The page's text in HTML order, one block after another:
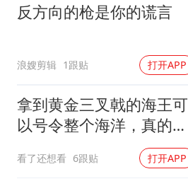
反方向的枪是你的谎言
浪嫂剪辑 1跟贴 打开APP
拿到黄金三叉戟的海王可
以号令整个海洋，真的太
看了还想看 6跟贴 打开APP